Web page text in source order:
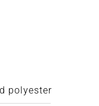
polyester